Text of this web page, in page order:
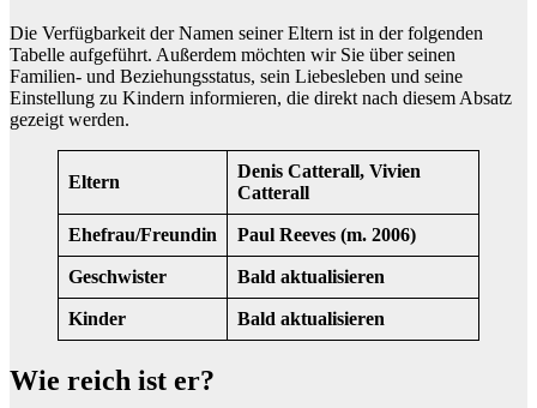
Die Verfügbarkeit der Namen seiner Eltern ist in der folgenden
Tabelle aufgeführt. Außerdem möchten wir Sie über seinen
Familien- und Beziehungsstatus, sein Liebesleben und seine
Einstellung zu Kindern informieren, die direkt nach diesem Absatz
gezeigt werden.
Eltern
Denis Catterall, Vivien
Catterall
Ehefrau/Freundin Paul Reeves (m. 2006)
Geschwister Bald aktualisieren
Kinder Bald aktualisieren
Wie reich ist er?